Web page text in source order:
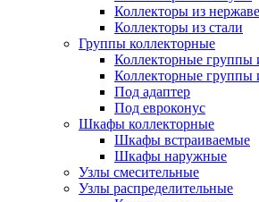
Коллекторы из
Коллекторы из стали
Группы коллекторные
Коллекторные группы
Коллекторные группы
Под адаптер
Под евроконус
Шкафы коллекторные
Шкафы встраиваемые
Шкафы наружные
Узлы смесительные
Узлы распределительные